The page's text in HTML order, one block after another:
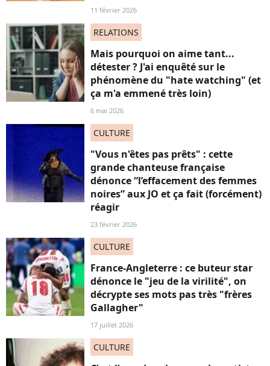
11 février 2026
RELATIONS
Mais pourquoi on aime tant...
détester ? J'ai enquêté sur le
phénomène du "hate watching" (et
ça m'a emmené très loin)
6 mai 2026
CULTURE
"Vous n'êtes pas prêts" : cette
grande chanteuse française
dénonce “l’effacement des femmes
noires” aux JO et ça fait (forcément)
réagir
23 février 2026
CULTURE
France-Angleterre : ce buteur star
dénonce le "jeu de la virilité", on
décrypte ses mots pas très "frères
Gallagher"
17 juillet 2026
CULTURE